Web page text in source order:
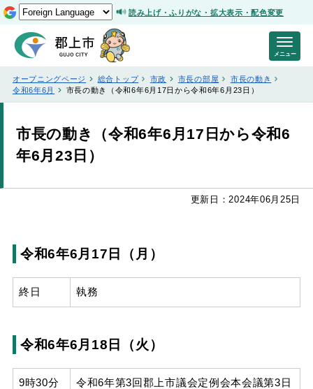
読み上げ・ふりがな・拡大表示・配色変更
オープニングページ 総合トップ 市政 市長の部屋
市長の動き
令和6年6月
市長の動き（令和6年6月17日から令和6年6月23日）
市長の動き（令和6年6月17日から令和6
年6月23日）
更新日：2024年06月25日
令和6年6月17日（月）
終日 執務
令和6年6月18日（火）
9時30分
令和6年第3回郡上市議会定例会本会議第3日
メニュー